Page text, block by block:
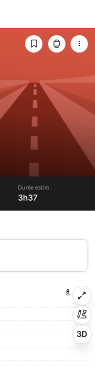
Durée estim.
3h37
3D